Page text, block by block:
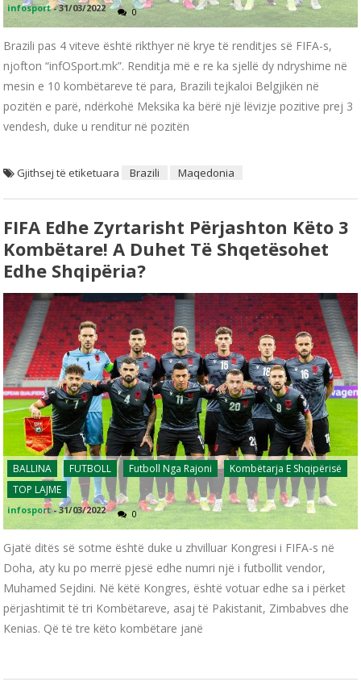
infosport -31/03/2022 0
Brazili pas 4 viteve është rikthyer në krye të renditjes së FIFA-s,
njofton “infOSport.mk”. Renditja më e re ka sjellë dy ndryshime në
mesin e 10 kombëtareve të para, Brazili tejkaloi Belgjikën në
pozitën e parë, ndërkohë Meksika ka bërë një lëvizje pozitive prej 3
vendesh, duke u renditur në pozitën
Gjithsej të etiketuara Brazili Maqedonia
FIFA Edhe Zyrtarisht Përjashton Këto 3
Kombëtare! A Duhet Të Shqetësohet
Edhe Shqipëria?
BALLINA FUTBOLL Futboll Nga Rajoni
Kombëtarja E Shqipërisë
TOP LAJME
infosport -31/03/2022 0
Gjatë ditës së sotme është duke u zhvilluar Kongresi i FIFA-s në
Doha, aty ku po merrë pjesë edhe numri një i futbollit vendor,
Muhamed Sejdini. Në këtë Kongres, është votuar edhe sa i përket
përjashtimit të tri Kombëtareve, asaj të Pakistanit, Zimbabves dhe
Kenias. Që të tre këto kombëtare janë